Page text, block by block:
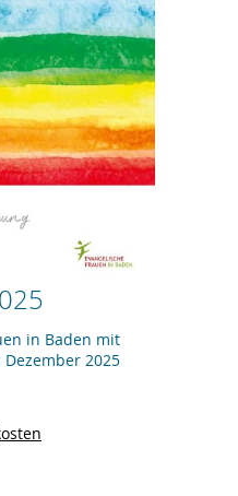
in Baden mit
2025